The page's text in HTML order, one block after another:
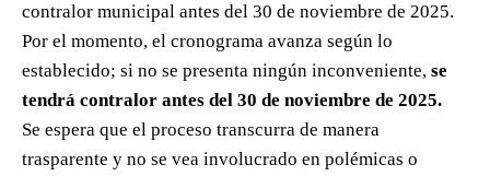
contralor municipal antes del 30 de noviembre de 2025.
Por el momento, el cronograma avanza según lo
establecido; si no se presenta ningún inconveniente, se
tendrá contralor antes del 30 de noviembre de 2025.
Se espera que el proceso transcurra de manera
trasparente y no se vea involucrado en polémicas o